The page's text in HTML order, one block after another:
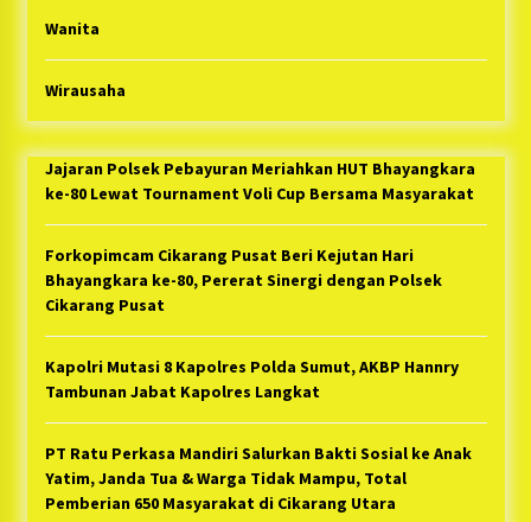
Wanita
Wirausaha
Jajaran Polsek Pebayuran Meriahkan HUT Bhayangkara
ke-80 Lewat Tournament Voli Cup Bersama Masyarakat
Forkopimcam Cikarang Pusat Beri Kejutan Hari
Bhayangkara ke-80, Pererat Sinergi dengan Polsek
Cikarang Pusat
Kapolri Mutasi 8 Kapolres Polda Sumut, AKBP Hannry
Tambunan Jabat Kapolres Langkat
PT Ratu Perkasa Mandiri Salurkan Bakti Sosial ke Anak
Yatim, Janda Tua & Warga Tidak Mampu, Total
Pemberian 650 Masyarakat di Cikarang Utara